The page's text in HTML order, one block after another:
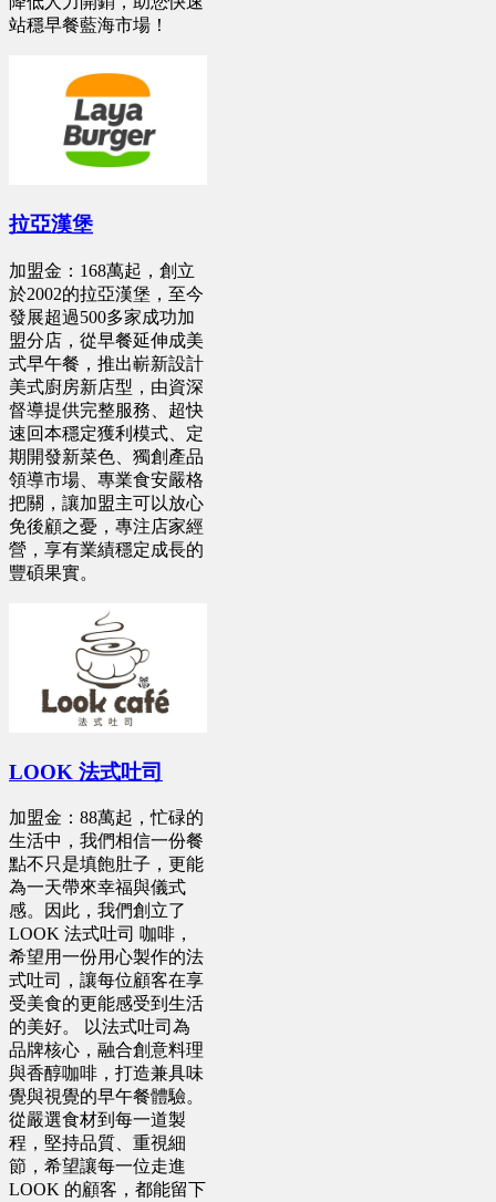
站穩早餐藍海市場！
拉亞漢堡
加盟金：168萬起，創立
於2002的拉亞漢堡，至今
發展超過500多家成功加
盟分店，從早餐延伸成美
式早午餐，推出嶄新設計
美式廚房新店型，由資深
督導提供完整服務、超快
速回本穩定獲利模式、定
期開發新菜色、獨創產品
領導市場、專業食安嚴格
把關，讓加盟主可以放心
免後顧之憂，專注店家經
營，享有業績穩定成長的
豐碩果實。
LOOK 法式吐司
加盟金：88萬起，忙碌的
生活中，我們相信一份餐
點不只是填飽肚子，更能
為一天帶來幸福與儀式
感。因此，我們創立了
LOOK 法式吐司 咖啡，
希望用一份用心製作的法
式吐司，讓每位顧客在享
受美食的更能感受到生活
的美好。 以法式吐司為
品牌核心，融合創意料理
與香醇咖啡，打造兼具味
覺與視覺的早午餐體驗。
從嚴選食材到每一道製
程，堅持品質、重視細
節，希望讓每一位走進
LOOK 的顧客，都能留下